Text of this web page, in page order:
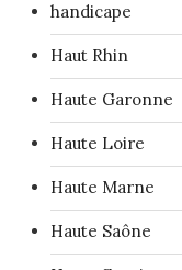
handicape
Haut Rhin
Haute Garonne
Haute Loire
Haute Marne
Haute Saône